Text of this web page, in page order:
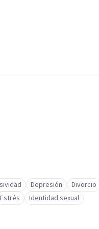
Depresión Divorcio
Estrés Identidad sexual